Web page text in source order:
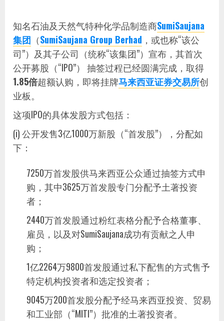
知名石油及天然气特种化学品制造商SumiSaujana
集团 （SumiSaujana Group Berhad ，或也称“该公
司”）及其子公司（统称“该集团”）宣布，其首次
公开募股（“IPO”） 抽签过程已经圆满完成，取得
1.85倍超额认购，即将挂牌马来西亚证券交易所创
业板。
这项IPO的具体发股方式包括：
(i) 公开发售3亿1000万新股（“首发股”），分配如
下：
7250万首发股供马来西亚公众通过抽签方式申
购，其中3625万首发股专门分配予土著投资
者；
2440万首发股通过粉红表格分配予合格董事、
雇员，以及对SumiSaujana成功有贡献之人申
购；
1亿2264万9800首发股通过私下配售的方式售予
特定机构投资者和选定投资者；
9045万200首发股分配予经马来西亚投资、贸易
和工业部（“MITI”）批准的土著投资者。